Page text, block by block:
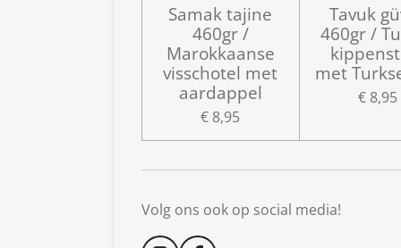
Samak tajine
460gr /
Marokkaanse
visschotel met
aardappel
€ 8,95
Tavuk
460gr /
met
€ 8,95
Volg ons ook op social media!